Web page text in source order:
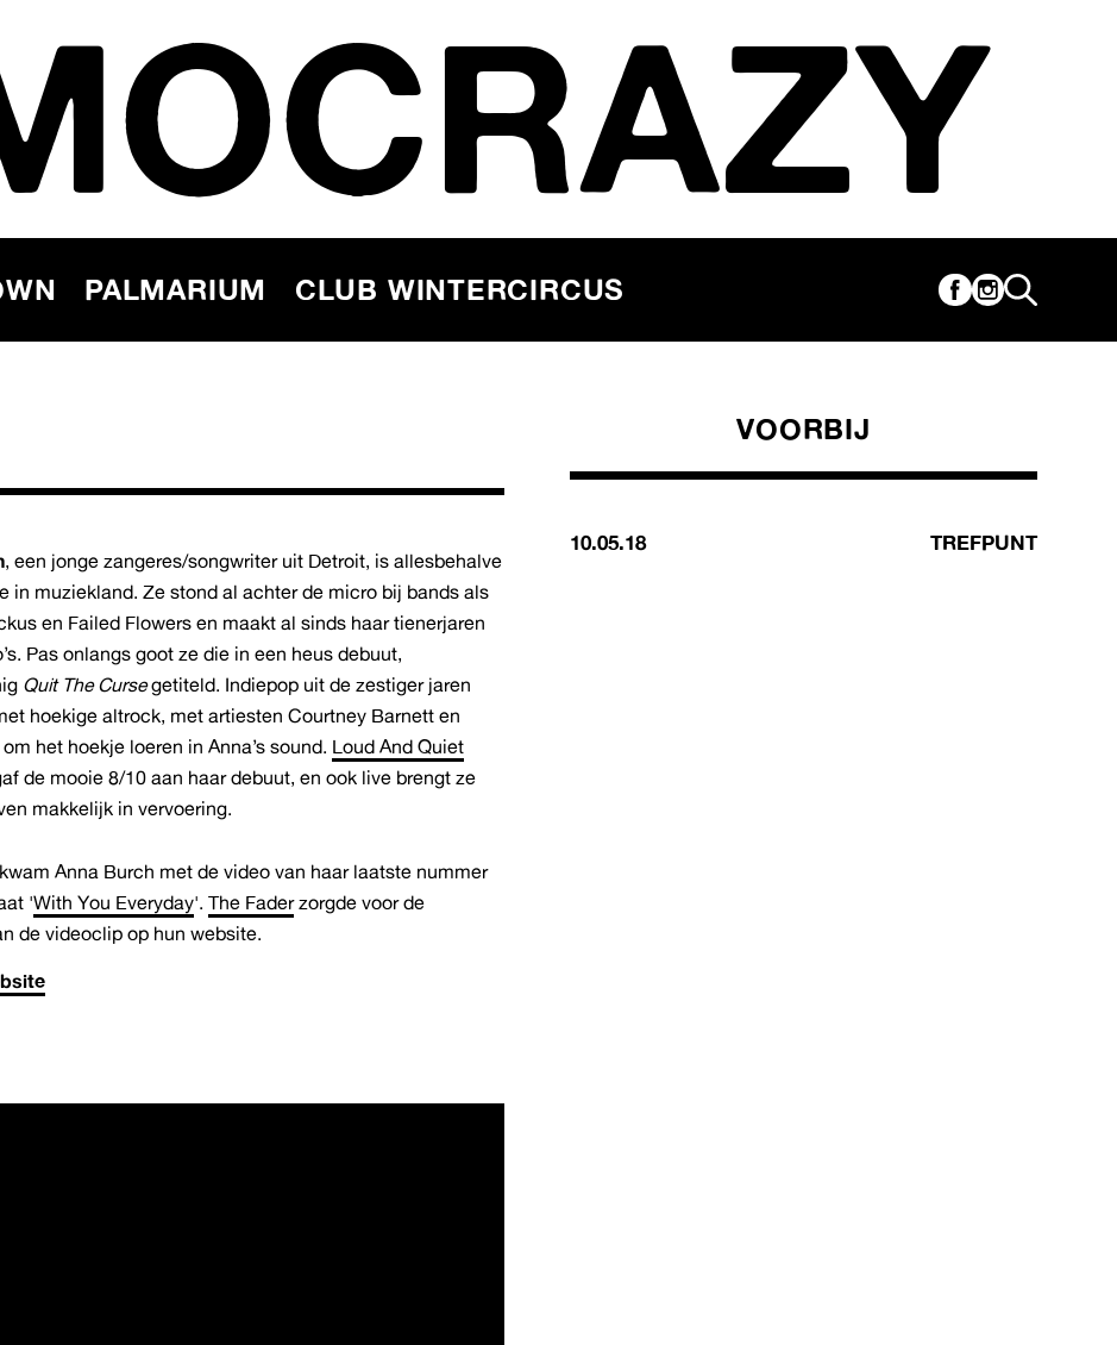
PALMARIUM CLUB WINTERCIRCUS
, een jonge zangeres/songwriter uit Detroit, is allesbehalve
in muziekland. Ze stond al achter de micro bij bands als
en Failed Flowers en maakt al sinds haar tienerjaren
Pas onlangs goot ze die in een heus debuut,
Quit The Cursegetiteld. Indiepop uit de zestiger jaren
hoekige altrock, met artiesten Courtney Barnett en
het hoekje loeren in Anna’s sound. Loud And Quiet
de mooie 8/10 aan haar debuut, en ook live brengt ze
makkelijk in vervoering.
Anna Burch met de video van haar laatste nummer
'With You Everyday'.The Faderzorgde voor de
de videoclip op hun website.
VOORBIJ
10.05.18 TREFPUNT